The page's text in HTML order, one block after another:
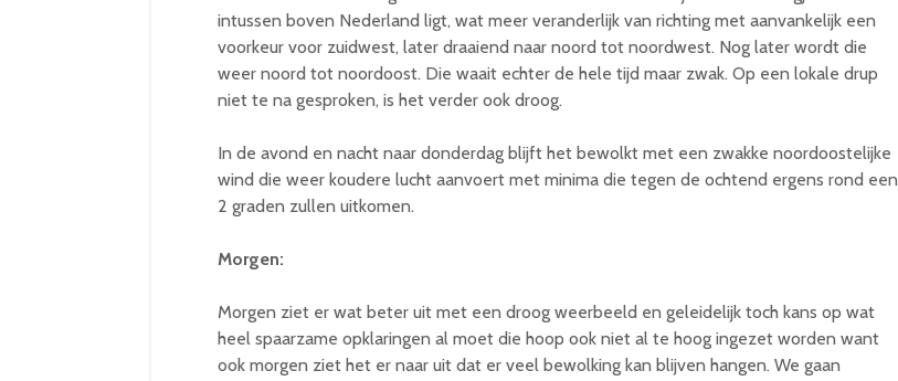
intussen boven Nederland ligt, wat meer veranderlijk van richting met aanvankelijk een
voorkeur voor zuidwest, later draaiend naar noord tot noordwest. Nog later wordt die
weer noord tot noordoost. Die waait echter de hele tijd maar zwak. Op een lokale drup
niet te na gesproken, is het verder ook droog.
In de avond en nacht naar donderdag blijft het bewolkt met een zwakke noordoostelijke
wind die weer koudere lucht aanvoert met minima die tegen de ochtend ergens rond een
2 graden zullen uitkomen.
Morgen:
Morgen ziet er wat beter uit met een droog weerbeeld en geleidelijk toch kans op wat
heel spaarzame opklaringen al moet die hoop ook niet al te hoog ingezet worden want
ook morgen ziet het er naar uit dat er veel bewolking kan blijven hangen. We gaan